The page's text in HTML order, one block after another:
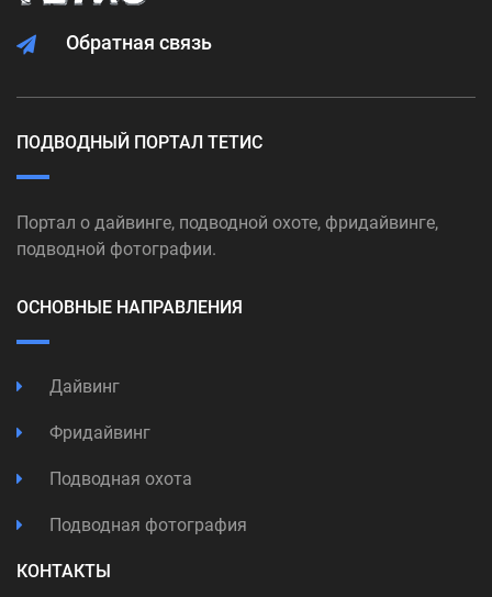
Обратная связь
ПОДВОДНЫЙ ПОРТАЛ ТЕТИС
Портал о дайвинге, подводной охоте, фридайвинге,
подводной фотографии.
ОСНОВНЫЕ НАПРАВЛЕНИЯ
Дайвинг
Фридайвинг
Подводная охота
Подводная фотография
КОНТАКТЫ